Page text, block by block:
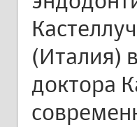
(Италия)
доктора